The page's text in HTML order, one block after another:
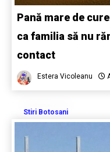
Pană mare de
ca familia să nu
contact
Estera Vicoleanu
Stiri Botosani